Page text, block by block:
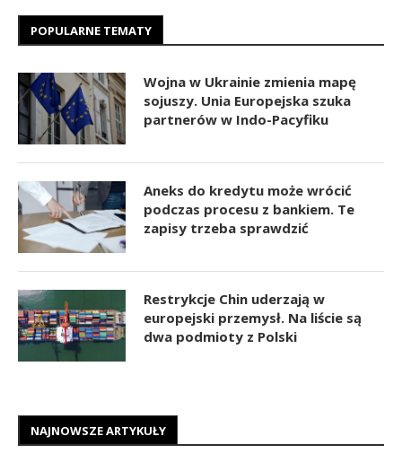
POPULARNE TEMATY
Wojna w Ukrainie zmienia mapę
sojuszy. Unia Europejska szuka
partnerów w Indo-Pacyfiku
Aneks do kredytu może wrócić
podczas procesu z bankiem. Te
zapisy trzeba sprawdzić
Restrykcje Chin uderzają w
europejski przemysł. Na liście są
dwa podmioty z Polski
NAJNOWSZE ARTYKUŁY